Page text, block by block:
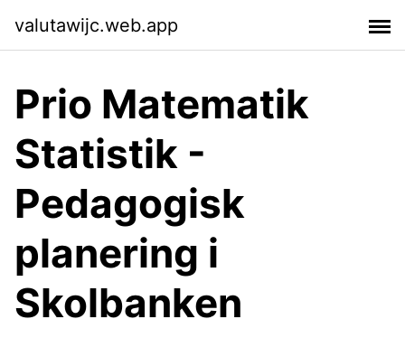
valutawijc.web.app
Prio Matematik
Statistik -
Pedagogisk
planering i
Skolbanken